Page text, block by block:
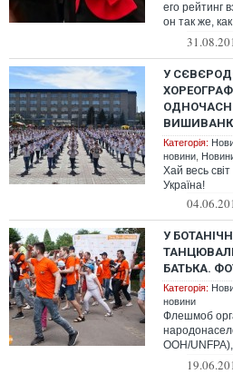
его рейтинг
он так же,
его
У
Категорія:
новини
Хай весь
Україна!
У
БАТЬКА.
Категорія:
новини
Флешмоб
ООН/UNFPA),
можуть